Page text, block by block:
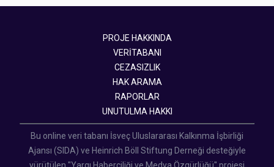
PROJE HAKKINDA
VERİTABANI
CEZASIZLIK
HAK ARAMA
RAPORLAR
UNUTULMA HAKKI
Bu online veri tabanı İsveç Uluslararası Kalkınma İşbirliği
Ajansı (SIDA) ve Heinrich Böll Stiftung Derneği desteğiyle